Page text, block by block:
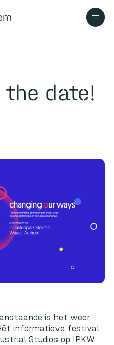
the date!
is het weer
informatieve festival
Studios op IPKW.